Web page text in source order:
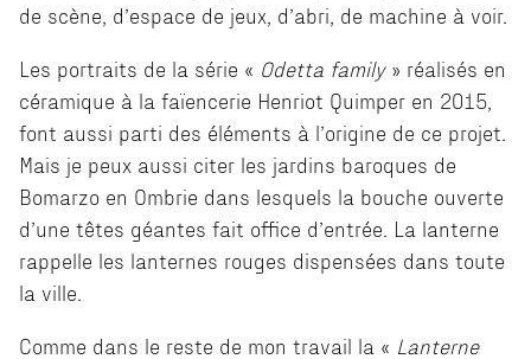
de scène, d’espace de jeux, d’abri, de machine à voir.
Les portraits de la série « Odetta family» réalisés en
céramique à la faïencerie Henriot Quimper en 2015,
font aussi parti des éléments à l’origine de ce projet.
Mais je peux aussi citer les jardins baroques de
Bomarzo en Ombrie dans lesquels la bouche ouverte
d’une têtes géantes fait office d’entrée. La lanterne
rappelle les lanternes rouges dispensées dans toute
la ville.
Comme dans le reste de mon travail la « Lanterne